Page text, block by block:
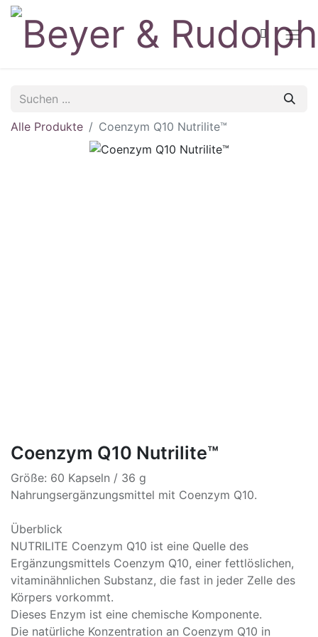
Alle Produkte Coenzym Q10 Nutrilite™
Coenzym Q10 Nutrilite™
Größe: 60 Kapseln / 36 g
Nahrungsergänzungsmittel mit Coenzym Q10.
Überblick
NUTRILITE Coenzym Q10 ist eine Quelle des
Ergänzungsmittels Coenzym Q10, einer fettlöslichen,
vitaminähnlichen Substanz, die fast in jeder Zelle des
Körpers vorkommt.
Dieses Enzym ist eine chemische Komponente.
Die natürliche Konzentration an Coenzym Q10 in